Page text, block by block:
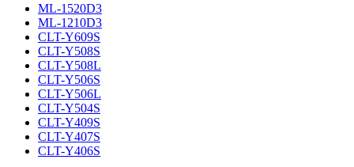
ML-1520D3
ML-1210D3
CLT-Y609S
CLT-Y508S
CLT-Y508L
CLT-Y506S
CLT-Y506L
CLT-Y504S
CLT-Y409S
CLT-Y407S
CLT-Y406S